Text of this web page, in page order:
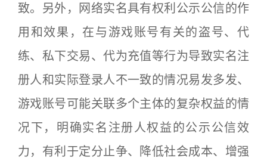
致。另外，网络实名具有权利公示公信的作
用和效果，在与游戏账号有关的盗号、代
练、私下交易、代为充值等行为导致实名注
册人和实际登录人不一致的情况易发多发、
游戏账号可能关联多个主体的复杂权益的情
况下，明确实名注册人权益的公示公信效
力，有利于定分止争、降低社会成本、增强